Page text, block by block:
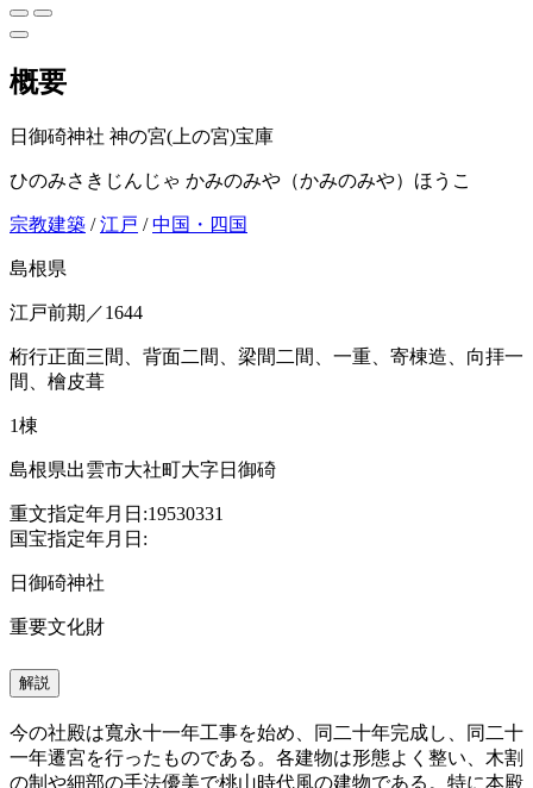
概要
日御碕神社 神の宮(上の宮)宝庫
ひのみさきじんじゃ かみのみや（かみのみや）ほうこ
宗教建築 /江戸 /中国・四国
島根県
江戸前期／1644
桁行正面三間、背面二間、梁間二間、一重、寄棟造、向拝一
間、檜皮葺
1棟
島根県出雲市大社町大字日御碕
重文指定年月日:19530331
国宝指定年月日:
日御碕神社
重要文化財
解説
今の社殿は寬永十一年工事を始め、同二十年完成し、同二十
一年遷宮を行ったものである。各建物は形態よく整い、木割
の制や細部の手法優美で桃山時代風の建物である。特に本殿